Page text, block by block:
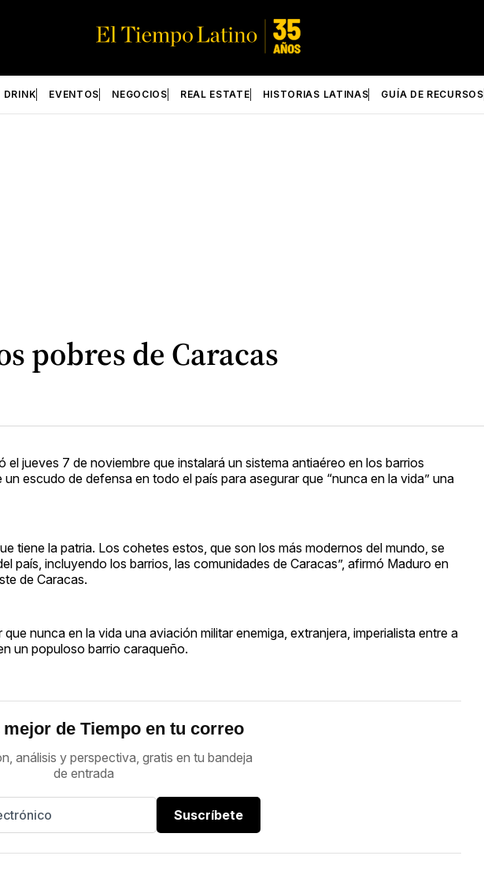
DRINK EVENTOS NEGOCIOS REAL ESTATE HISTORIAS LATINAS GUÍA DE RECURSOS
pobres de Caracas
jueves 7 de noviembre que instalará un sistema antiaéreo en los barrios
escudo de defensa en todo el país para asegurar que “nunca en la vida” una
tiene la patria. Los cohetes estos, que son los más modernos del mundo, se
país, incluyendo los barrios, las comunidades de Caracas”, afirmó Maduro en
de Caracas.
nunca en la vida una aviación militar enemiga, extranjera, imperialista entre a
un populoso barrio caraqueño.
mejor de Tiempo en tu correo
análisis y perspectiva, gratis en tu bandeja
de entrada
Suscríbete